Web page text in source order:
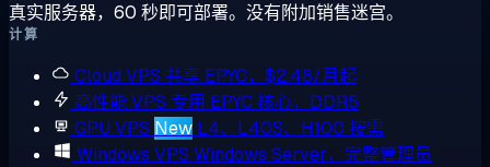
真实服务器，60 秒即可部署。没有附加销售迷宫。
计算
Cloud VPS 共享 EPYC，$2.48/月起
高性能 VPS 专用 EPYC 核心，DDR5
GPU VPS New L4、L40S、H100 按需
Windows VPS Windows Server，完整管理员